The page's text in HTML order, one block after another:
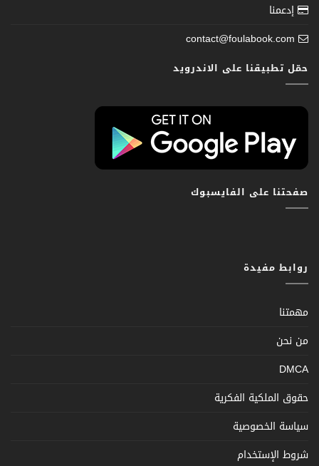
إدعمنا
contact@foulabook.com
حمّل تطبيقنا على الاندرويد
صفحتنا على الفايسبوك
روابط مفيدة
مهمتنا
من نحن
DMCA
حقوق الملكية الفكرية
سياسة الخصوصية
شروط الإستخدام